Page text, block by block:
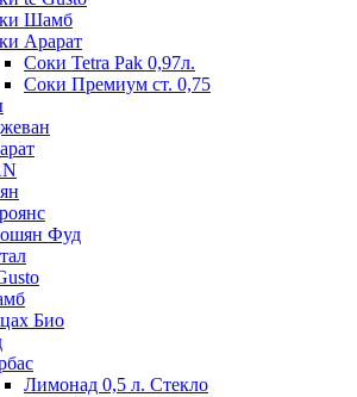
Шамб
Арарат
Соки Tetra Pak 0,97л.
Соки Премиум ст. 0,75
Фуд
Био
Лимонад 0,5 л. Стекло